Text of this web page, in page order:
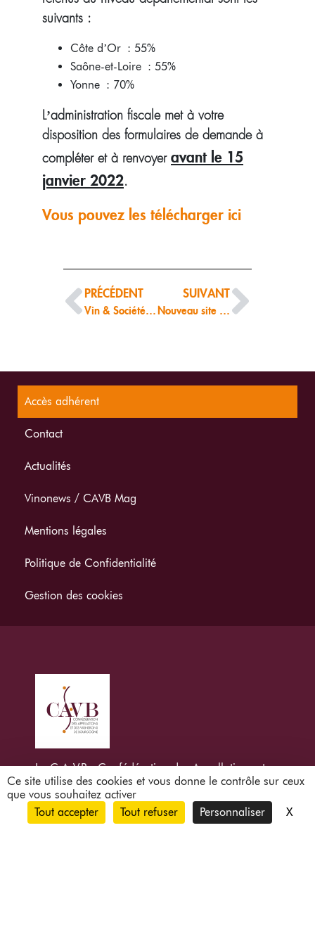
Ce site utilise des cookies et vous donne le contrôle sur ceux
que vous souhaitez activer
Tout accepter
Tout refuser Personnaliser X
suivants :
Côte d’Or : 55%
Saône-et-Loire : 55%
Yonne : 70%
L’administration fiscale met à votre
disposition des formulaires de demande à
compléter et à renvoyer avant le 15
janvier 2022.
Vous pouvez les télécharger ici
PRÉCÉDENT
Vin & Société publie un guide pratique sur la vente en ligne
SUIVANT
Nouveau site cavb.fr : comment créer mes accès?
Accès adhérent
Contact
Actualités
Vinonews / CAVB Mag
Mentions légales
Politique de Confidentialité
Gestion des cookies
La C.A.V.B : Confédération des Appellations et
des Vignerons de Bourgogne
La maison du vignoble,